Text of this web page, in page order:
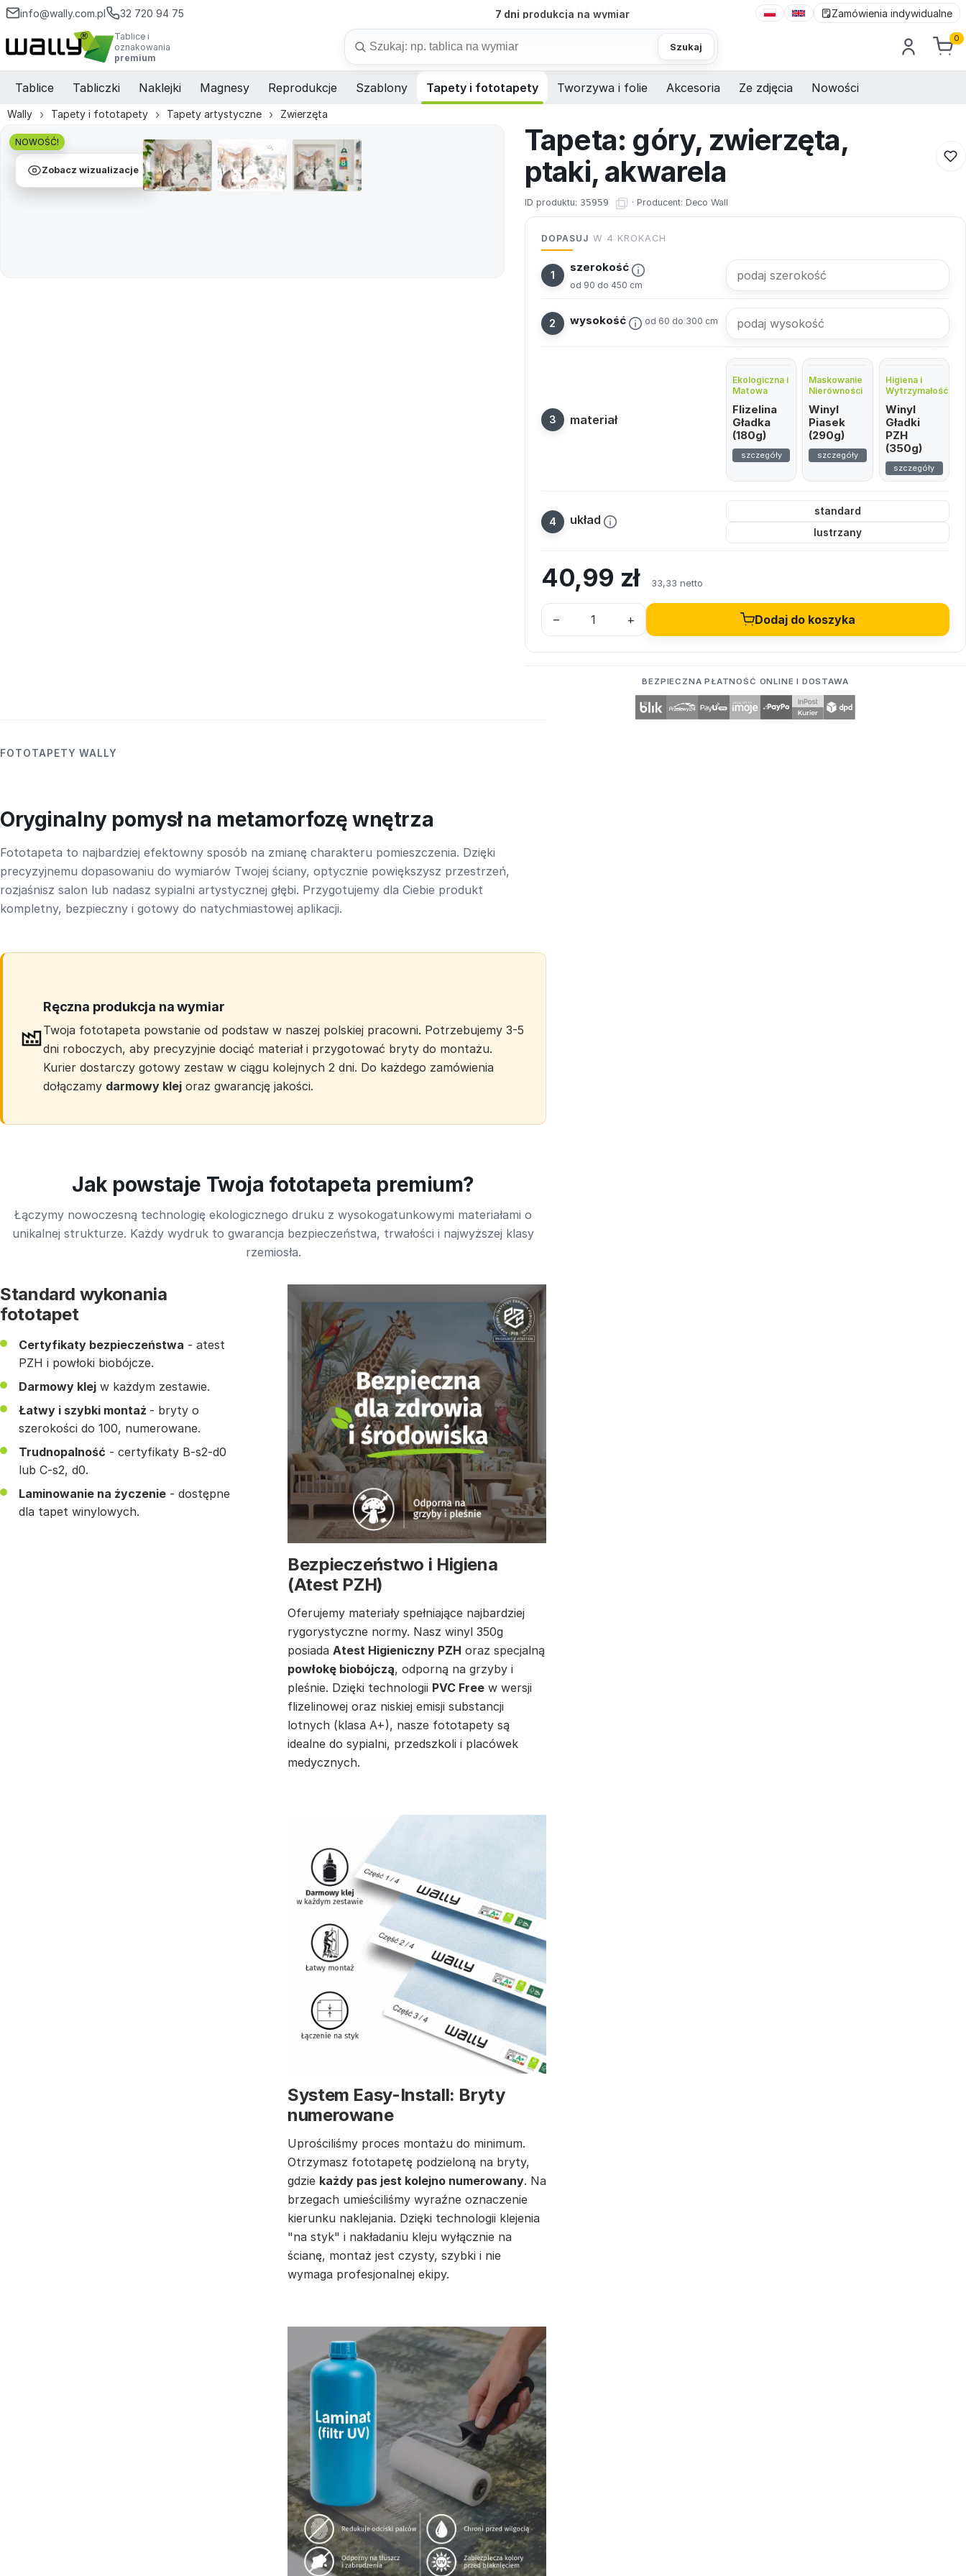
info@wally.com.pl 32 720 94 75 7 dni produkcja na wymiar Zamówienia indywidualne
Tablice i
oznakowania
premium
Szukaj
0
Tablice Tabliczki Naklejki Magnesy Reprodukcje Szablony Tapety i fototapety Tworzywa i folie Akcesoria Ze zdjęcia Nowości
Wally Tapety i fototapety Tapety artystyczne Zwierzęta
NOWOŚĆ!
Zobacz wizualizacje
Tapeta: góry, zwierzęta,
ptaki, akwarela
ID produktu: 35959 · Producent: Deco Wall
DOPASUJ W 4 KROKACH
szerokość
od 90 do 450 cm
wysokość od 60 do 300 cm
materiał
Ekologiczna i
Matowa
Flizelina
Gładka
(180g)
szczegóły
Maskowanie
Nierówności
Winyl
Piasek
(290g)
szczegóły
Higiena i
Wytrzymałość
Winyl
Gładki
PZH
(350g)
szczegóły
układ
standard
lustrzany
40,99 zł 33,33 netto
– + Dodaj do koszyka
BEZPIECZNA PŁATNOŚĆ ONLINE I DOSTAWA
FOTOTAPETY WALLY
Oryginalny pomysł na metamorfozę wnętrza
Fototapeta to najbardziej efektowny sposób na zmianę charakteru pomieszczenia. Dzięki
precyzyjnemu dopasowaniu do wymiarów Twojej ściany, optycznie powiększysz przestrzeń,
rozjaśnisz salon lub nadasz sypialni artystycznej głębi. Przygotujemy dla Ciebie produkt
kompletny, bezpieczny i gotowy do natychmiastowej aplikacji.
Ręczna produkcja na wymiar
Twoja fototapeta powstanie od podstaw w naszej polskiej pracowni. Potrzebujemy 3-5
dni roboczych, aby precyzyjnie dociąć materiał i przygotować bryty do montażu.
Kurier dostarczy gotowy zestaw w ciągu kolejnych 2 dni. Do każdego zamówienia
dołączamy darmowy klej oraz gwarancję jakości.
Jak powstaje Twoja fototapeta premium?
Łączymy nowoczesną technologię ekologicznego druku z wysokogatunkowymi materiałami o
unikalnej strukturze. Każdy wydruk to gwarancja bezpieczeństwa, trwałości i najwyższej klasy
rzemiosła.
Standard wykonania
fototapet
Certyfikaty bezpieczeństwa - atest
PZH i powłoki biobójcze.
Darmowy klej w każdym zestawie.
Łatwy i szybki montaż - bryty o
szerokości do 100, numerowane.
Trudnopalność - certyfikaty B-s2-d0
lub C-s2, d0.
Laminowanie na życzenie - dostępne
dla tapet winylowych.
Bezpieczeństwo i Higiena
(Atest PZH)
Oferujemy materiały spełniające najbardziej
rygorystyczne normy. Nasz winyl 350g
posiada Atest Higieniczny PZH oraz specjalną
powłokę biobójczą, odporną na grzyby i
pleśnie. Dzięki technologii PVC Free w wersji
flizelinowej oraz niskiej emisji substancji
lotnych (klasa A+), nasze fototapety są
idealne do sypialni, przedszkoli i placówek
medycznych.
System Easy-Install: Bryty
numerowane
Uprościliśmy proces montażu do minimum.
Otrzymasz fototapetę podzieloną na bryty,
gdzie każdy pas jest kolejno numerowany. Na
brzegach umieściliśmy wyraźne oznaczenie
kierunku naklejania. Dzięki technologii klejenia
"na styk" i nakładaniu kleju wyłącznie na
ścianę, montaż jest czysty, szybki i nie
wymaga profesjonalnej ekipy.